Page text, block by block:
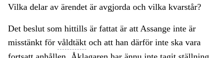
Vilka delar av ärendet är avgjorda och vilka kvarstår?
Det beslut som hittills är fattat är att Assange inte är
misstänkt för våldtäkt och att han därför inte ska vara